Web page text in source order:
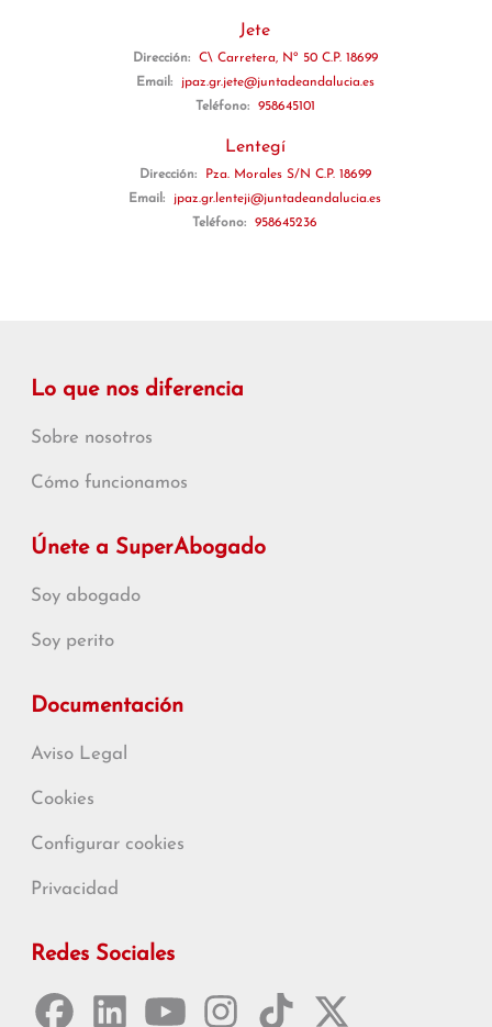
Jete
Dirección:
C\ Carretera, Nº 50 C.P. 18699
Email:
jpaz.gr.jete@juntadeandalucia.es
Teléfono:
958645101
Lentegí
Dirección:
Pza. Morales S/N C.P. 18699
Email:
jpaz.gr.lenteji@juntadeandalucia.es
Teléfono:
958645236
Lo que nos diferencia
Sobre nosotros
Cómo funcionamos
Únete a SuperAbogado
Soy abogado
Soy perito
Documentación
Aviso Legal
Cookies
Configurar cookies
Privacidad
Redes Sociales